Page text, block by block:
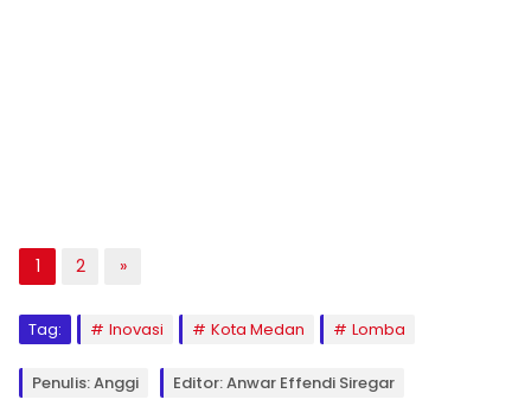
1 2 »
Tag: Inovasi Kota Medan Lomba
Penulis: Anggi Editor: Anwar Effendi Siregar